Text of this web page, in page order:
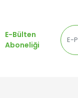
E-Bülten
Aboneliği